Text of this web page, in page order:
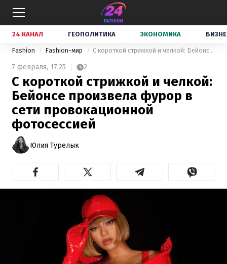
24 КАНАЛ ГЕОПОЛИТИКА ЭКОНОМИКА
Fashion Fashion-мир С короткой стрижкой и челкой: Бейонсе произвела фурор в сети провокационной фотосессией
7 февраля, 17:25 2
С короткой стрижкой и челкой:
Бейонсе произвела фурор в
сети провокационной
фотосессией
Юлия Турелык